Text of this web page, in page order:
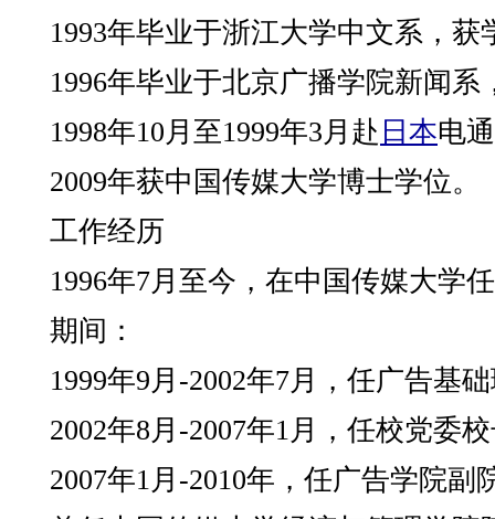
1993年毕业于浙江大学中文系，获
1996年毕业于北京广播学院新闻系
1998年10月至1999年3月赴 日本电
2009年获中国传媒大学博士学位。
工作经历
1996年7月至今，在中国传媒大学
期间：
1999年9月-2002年7月，任广告基
2002年8月-2007年1月，任校党委
2007年1月-2010年，任广告学院副